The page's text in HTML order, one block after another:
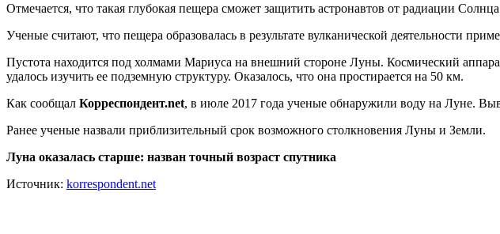
Отмечается, что такая глубокая пещера сможет защитить астронавтов от радиации
Ученые считают, что пещера образовалась в результате вулканической деятельности
Пустота находится под холмами Мариуса на внешний стороне Луны. Космический
удалось изучить ее подземную структуру. Оказалось, что она простирается на 50 км.
Как сообщал Корреспондент.net, в июле 2017 года ученые обнаружили воду на Луне.
Ранее ученые назвали приблизительный срок возможного столкновения Луны и Земли.
Луна оказалась старше: назван точный возраст спутника
Источник: korrespondent.net